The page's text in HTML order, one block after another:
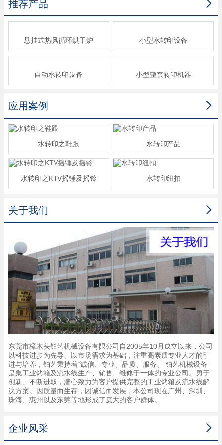
推荐产品
悬挂式热风循环烘干炉 小型水转印设备
自动水转印设备 小型整套转印机器

应用案例
水转印之鞋跟 水转印产品
水转印之KTV摇锤及摇铃 水转印纽扣

关于我们
东莞市樟木头铂艺机械设备有限公司自2005年10月成立以来，公司
以科技进步为先导、以市场需求为基础，注重高素质专业人才的引
进与培养，铂艺秉持着“诚信、专业、品质、服务、 铂艺机械设备
是集工业烤箱及流水线生产、销售、维修于一体的专业公司。勇于
创新、不断进取，潜心致力为客户提供完整的工业烤箱及流水线解
决方案。因质量而生存，因诚信而发展，本公司现在广州、深圳、
珠海、惠州以及东莞等地形成了庞大的客户群体。

企业风采